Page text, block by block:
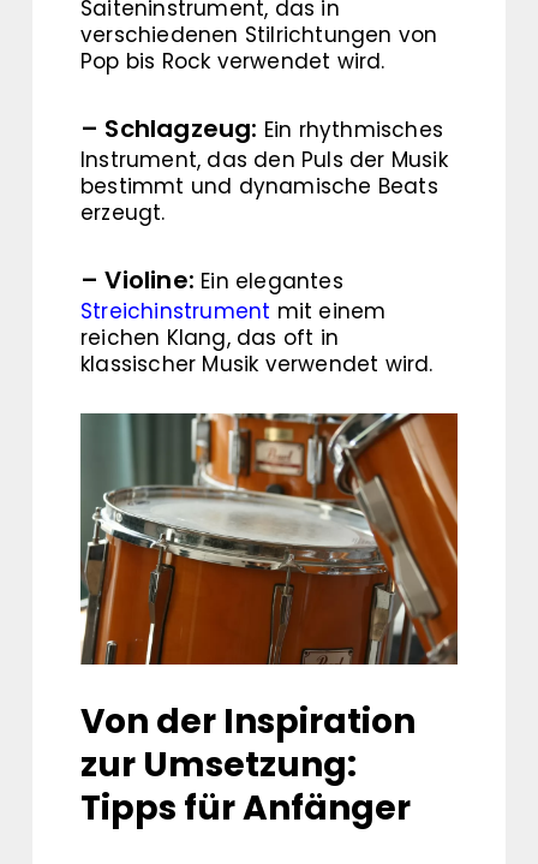
Saiteninstrument, das in
verschiedenen Stilrichtungen von
Pop bis Rock verwendet wird.
– Schlagzeug: Ein rhythmisches
Instrument, das den Puls der Musik
bestimmt und dynamische Beats
erzeugt.
– Violine: Ein elegantes
Streichinstrument mit einem
reichen Klang, das oft in
klassischer Musik verwendet wird.
Von der Inspiration
zur Umsetzung:
Tipps für Anfänger